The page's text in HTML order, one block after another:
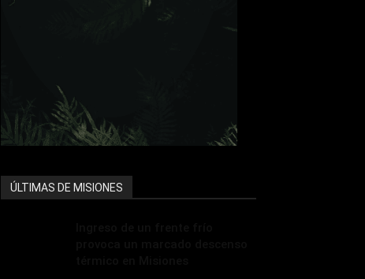
ÚLTIMAS DE MISIONES